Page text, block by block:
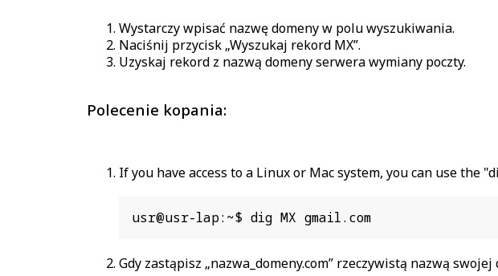
Wystarczy wpisać nazwę domeny w polu wyszukiwania.
Naciśnij przycisk „Wyszukaj rekord MX”.
Uzyskaj rekord z nazwą domeny serwera wymiany poczty.
Polecenie kopania:
If you have access to a Linux or Mac system, you can use the
usr@usr-lap:~$ dig MX gmail.com
Gdy zastąpisz „nazwa_domeny.com” rzeczywistą nazwą